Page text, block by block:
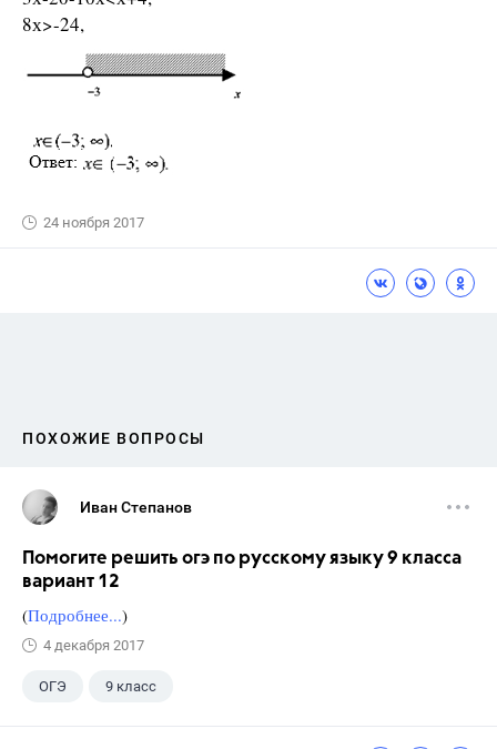
8х>-24,
24 ноября 2017
ПОХОЖИЕ ВОПРОСЫ
Иван Степанов
Помогите решить огэ по русскому языку 9 класса
вариант 12
(Подробнее...)
4 декабря 2017
ОГЭ 9 класс